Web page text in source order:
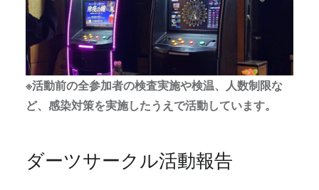
※活動前の全参加者の検査実施や検温、人数制限な
ど、感染対策を実施したうえで活動しています。
ダーツサークル活動報告